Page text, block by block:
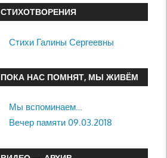
СТИХОТВОРЕНИЯ
Стихи Галины Сергеевны
ПОКА НАС ПОМНЯТ, МЫ ЖИВЁМ
Мы вспоминаем…
Вечер памяти 09.03.2018